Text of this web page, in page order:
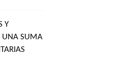
Y
UNA SUMA